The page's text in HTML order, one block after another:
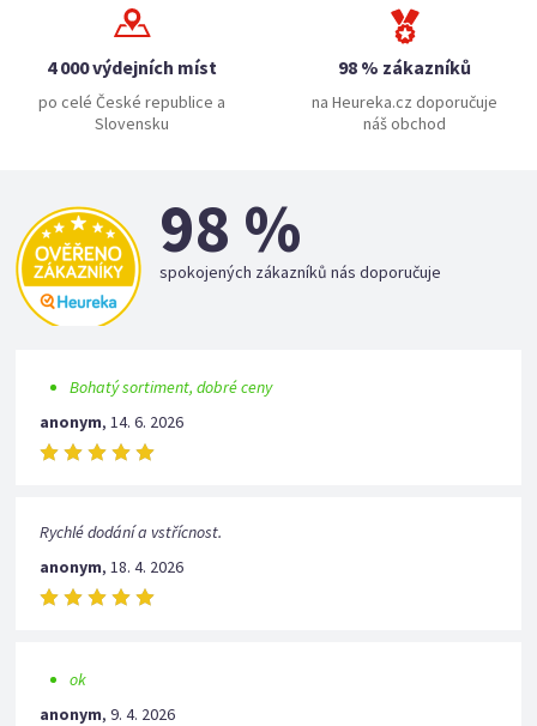
4 000 výdejních míst
po celé České republice a
Slovensku
98 % zákazníků
na Heureka.cz doporučuje
náš obchod
98 %
spokojených zákazníků nás doporučuje
Bohatý sortiment, dobré ceny
anonym,14. 6. 2026
Rychlé dodání a vstřícnost.
anonym,18. 4. 2026
ok
anonym,9. 4. 2026